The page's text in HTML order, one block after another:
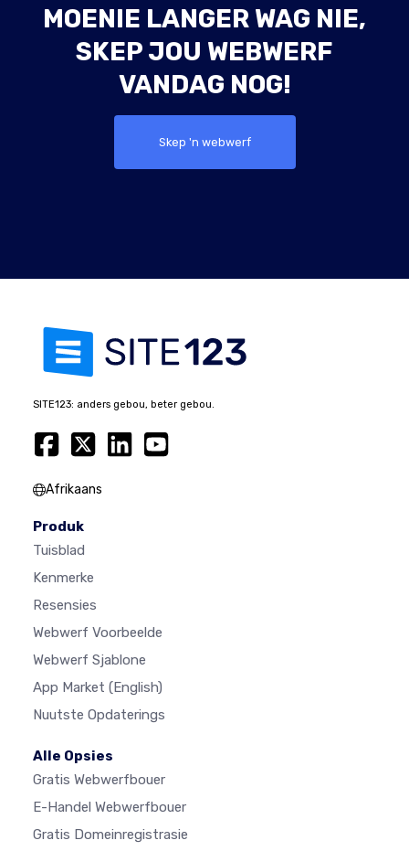
MOENIE LANGER WAG NIE,
SKEP JOU WEBWERF
VANDAG NOG!
Skep 'n webwerf
SITE123: anders gebou, beter gebou.
Afrikaans
Produk
Tuisblad
Kenmerke
Resensies
Webwerf Voorbeelde
Webwerf Sjablone
App Market (English)
Nuutste Opdaterings
Alle Opsies
Gratis Webwerfbouer
E-Handel Webwerfbouer
Gratis Domeinregistrasie